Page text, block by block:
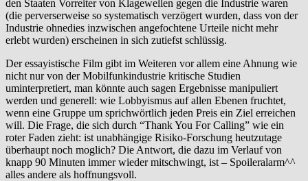
den Staaten Vorreiter von Klagewellen gegen die Industrie waren
(die perverserweise so systematisch verzögert wurden, dass von der
Industrie ohnedies inzwischen angefochtene Urteile nicht mehr
erlebt wurden) erscheinen in sich zutiefst schlüssig.
Der essayistische Film gibt im Weiteren vor allem eine Ahnung wie
nicht nur von der Mobilfunkindustrie kritische Studien
uminterpretiert, man könnte auch sagen Ergebnisse manipuliert
werden und generell: wie Lobbyismus auf allen Ebenen fruchtet,
wenn eine Gruppe um sprichwörtlich jeden Preis ein Ziel erreichen
will. Die Frage, die sich durch “Thank You For Calling” wie ein
roter Faden zieht: ist unabhängige Risiko-Forschung heutzutage
überhaupt noch moglich? Die Antwort, die dazu im Verlauf von
knapp 90 Minuten immer wieder mitschwingt, ist – Spoileralarm^^
alles andere als hoffnungsvoll.